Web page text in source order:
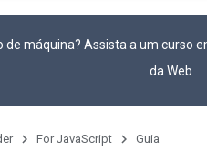
de máquina? Assista a um curso
da Web
For JavaScript Guia